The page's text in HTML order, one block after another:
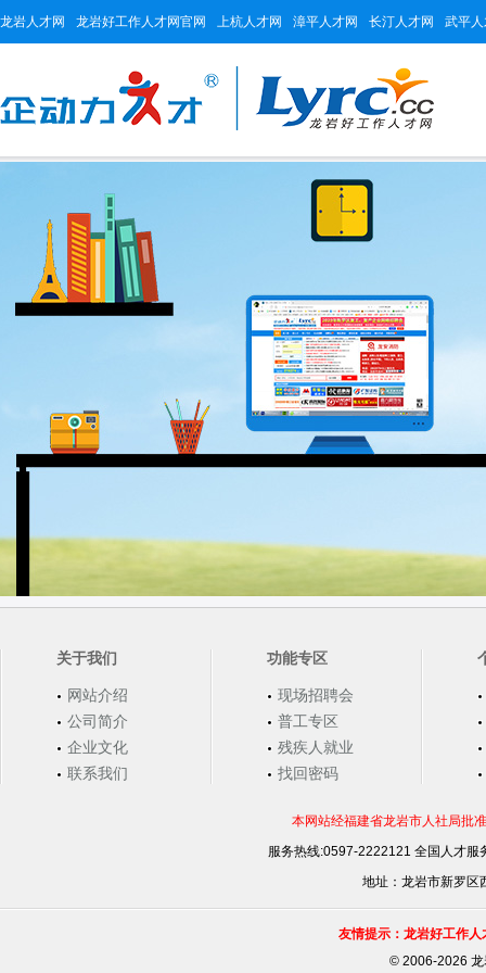
龙岩人才网 龙岩好工作人才网官网 上杭人才网 漳平人才网 长汀人才网 武平
关于我们
网站介绍
公司简介
企业文化
联系我们
功能专区
现场招聘会
普工专区
残疾人就业
找回密码
本网站经福建省龙岩市人社局批
服务热线:0597-2222121 全国人才
地址：龙岩市新罗区
友情提示：龙岩好工作
©2006-2026 龙